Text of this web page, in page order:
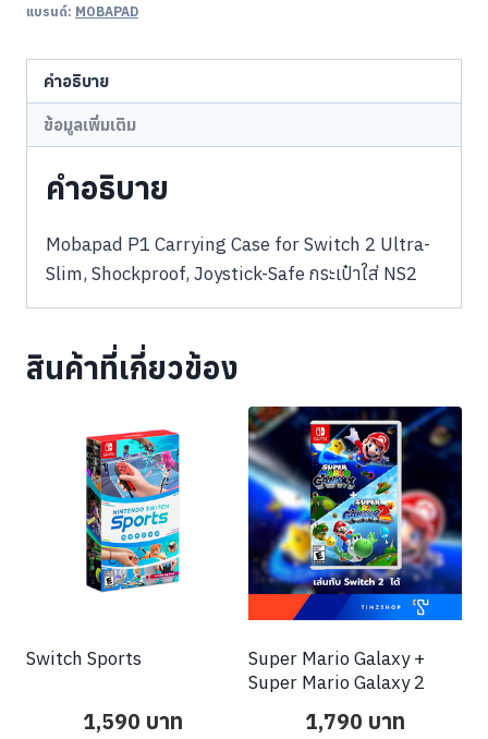
แบรนด์: MOBAPAD
คำอธิบาย
ข้อมูลเพิ่มเติม
คำอธิบาย
Mobapad P1 Carrying Case for Switch 2 Ultra-
Slim, Shockproof, Joystick-Safe กระเป๋าใส่ NS2
สินค้าที่เกี่ยวข้อง
Switch Sports
1,590 บาท
Super Mario Galaxy +
Super Mario Galaxy 2
1,790 บาท